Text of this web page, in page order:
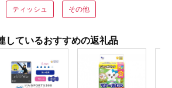
ティッシュ その他
しているおすすめの返礼品